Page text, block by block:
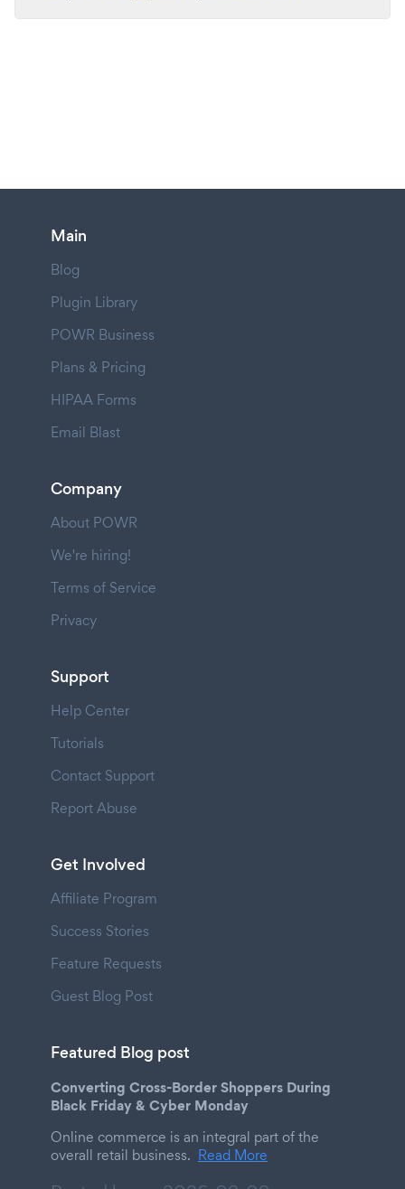
Main
Blog
Plugin Library
POWR Business
Plans & Pricing
HIPAA Forms
Email Blast
Company
About POWR
We're hiring!
Terms of Service
Privacy
Support
Help Center
Tutorials
Contact Support
Report Abuse
Get Involved
Affiliate Program
Success Stories
Feature Requests
Guest Blog Post
Featured Blog post
Converting Cross-Border Shoppers During
Black Friday & Cyber Monday
Online commerce is an integral part of the
overall retail business. Read More